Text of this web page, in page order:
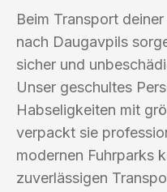
Beim Transport
nach Daugavpils
sicher und
Unser geschultes
Habseligkeiten mit
verpackt sie
modernen Fuhrparks
zuverlässigen